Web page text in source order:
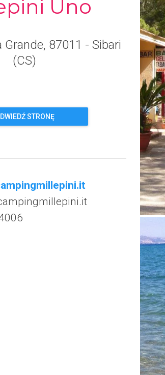
Uno
Grande, 87011 - Sibari
(CS)
STRONĘ